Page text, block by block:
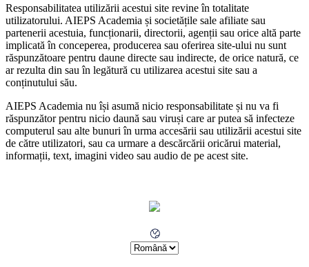
Responsabilitatea utilizării acestui site revine în totalitate
utilizatorului. AIEPS Academia și societățile sale afiliate sau
partenerii acestuia, funcționarii, directorii, agenții sau orice altă parte
implicată în conceperea, producerea sau oferirea site-ului nu sunt
răspunzătoare pentru daune directe sau indirecte, de orice natură, ce
ar rezulta din sau în legătură cu utilizarea acestui site sau a
conținutului său.
AIEPS Academia nu își asumă nicio responsabilitate și nu va fi
răspunzător pentru nicio daună sau viruși care ar putea să infecteze
computerul sau alte bunuri în urma accesării sau utilizării acestui site
de către utilizatori, sau ca urmare a descărcării oricărui material,
informații, text, imagini video sau audio de pe acest site.